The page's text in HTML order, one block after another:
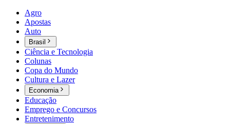
Agro
Apostas
Auto
Brasil
Ciência e Tecnologia
Colunas
Copa do Mundo
Cultura e Lazer
Economia
Educação
Emprego e Concursos
Entretenimento